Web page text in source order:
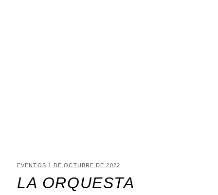
EVENTOS 1 DE OCTUBRE DE 2022
LA ORQUESTA